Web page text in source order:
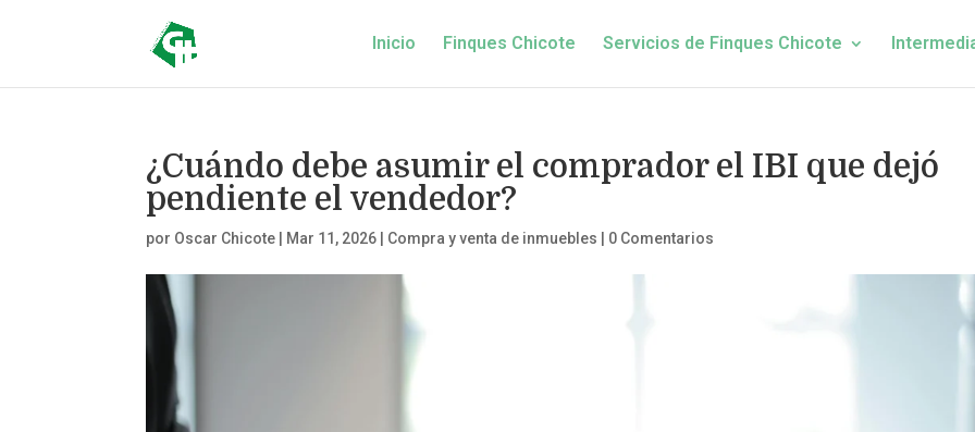
Inicio Finques Chicote Servicios de Finques Chicote
¿Cuándo debe asumir el comprador el IBI que dejó
pendiente el vendedor?
por Oscar Chicote Mar 11, 2026 Compra y venta de inmuebles 0 Comentarios